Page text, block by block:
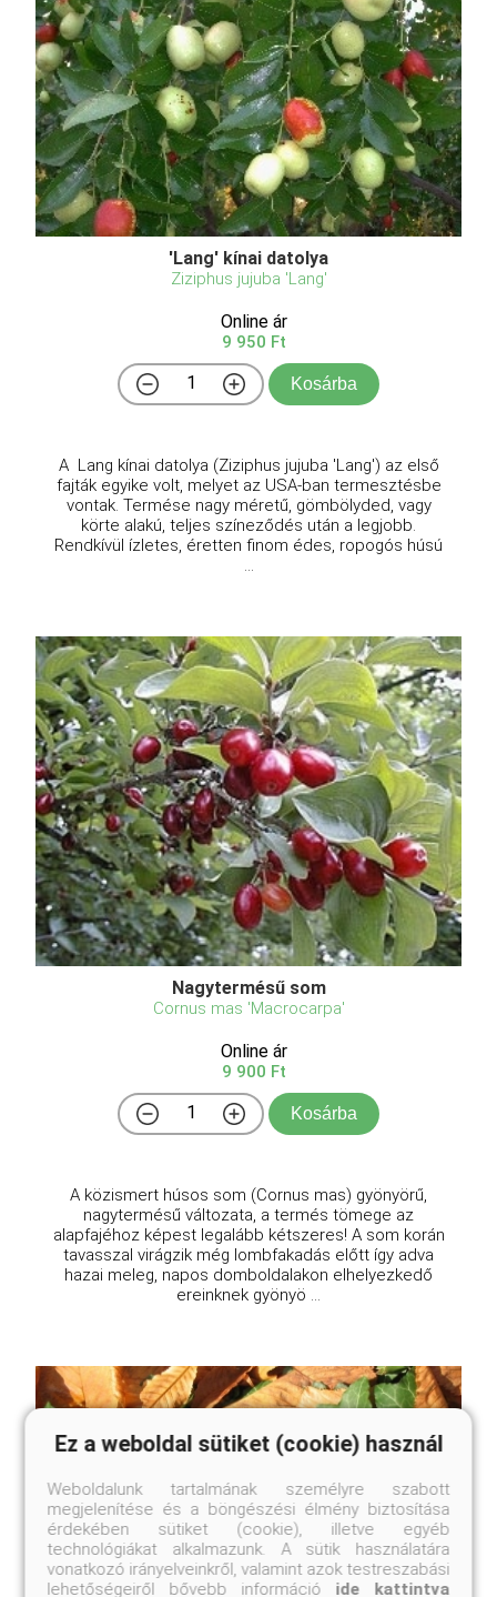
'Lang' kínai datolya
Ziziphus jujuba 'Lang'
Online ár
9 950 Ft
Kosárba
A Lang kínai datolya (Ziziphus jujuba 'Lang') az első
fajták egyike volt, melyet az USA-ban termesztésbe
vontak. Termése nagy méretű, gömbölyded, vagy
körte alakú, teljes színeződés után a legjobb.
Rendkívül ízletes, éretten finom édes, ropogós húsú
...
Nagytermésű som
Cornus mas 'Macrocarpa'
Online ár
9 900 Ft
Kosárba
A közismert húsos som (Cornus mas) gyönyörű,
nagytermésű változata, a termés tömege az
alapfajéhoz képest legalább kétszeres! A som korán
tavasszal virágzik még lombfakadás előtt így adva
hazai meleg, napos domboldalakon elhelyezkedő
ereinknek gyönyö ...
Ez a weboldal sütiket (cookie) használ
Weboldalunk tartalmának személyre szabott
megjelenítése és a böngészési élmény biztosítása
érdekében sütiket (cookie), illetve egyéb
technológiákat alkalmazunk. A sütik használatára
vonatkozó irányelveinkről, valamint azok testreszabási
lehetőségeiről bővebb információ ide kattintva